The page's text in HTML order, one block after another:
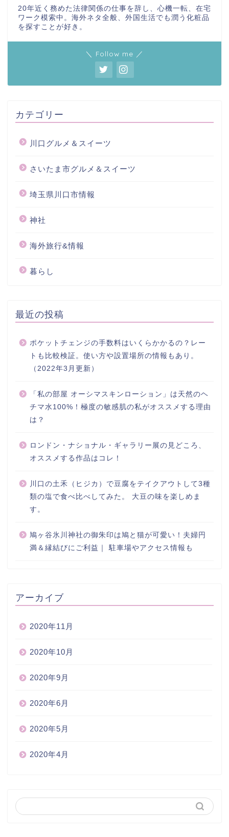
20年近く務めた法律関係の仕事を辞し、心機一転、在宅
ワーク模索中。海外ネタ全般、外国生活でも潤う化粧品
を探すことが好き。
＼ Follow me ／
カテゴリー
川口グルメ＆スイーツ
さいたま市グルメ＆スイーツ
埼玉県川口市情報
神社
海外旅行&情報
暮らし
最近の投稿
ポケットチェンジの手数料はいくらかかるの？レー
トも比較検証。使い方や設置場所の情報もあり。
（2022年3月更新）
「私の部屋 オーシマスキンローション」は天然のヘ
チマ水100%！極度の敏感肌の私がオススメする理由
は？
ロンドン・ナショナル・ギャラリー展の見どころ、
オススメする作品はコレ！
川口の土禾（ヒジカ）で豆腐をテイクアウトして3種
類の塩で食べ比べしてみた。 大豆の味を楽しめま
す。
鳩ヶ谷氷川神社の御朱印は鳩と猫が可愛い！夫婦円
満＆縁結びにご利益｜ 駐車場やアクセス情報も
アーカイブ
2020年11月
2020年10月
2020年9月
2020年6月
2020年5月
2020年4月